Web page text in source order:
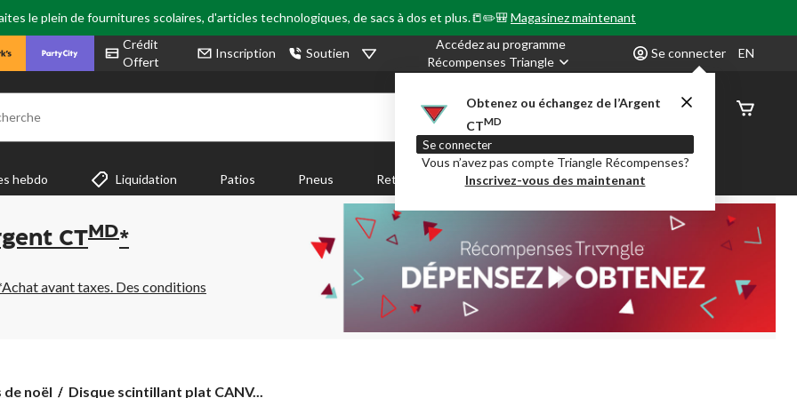
le plein de fournitures scolaires, d'articles technologiques, de sacs à dos et plus.📒✏️🎒Magasinez maintenant
Crédit
Offert
Inscription Soutien
Accédez au programme
Récompenses Triangle
Se connecter
Obtenez ou échangez de l’Argent
CTMD
Se connecter
Vous n’avez pas compte Triangle Récompenses?
Inscrivez-vous des maintenant
EN
État de
hebdo Liquidation Patios Pneus Retour en Classe Party City Centre-auto
CT MD*
avant taxes. Des conditions
de noël
Disque
Disque scintillant plat CANV...